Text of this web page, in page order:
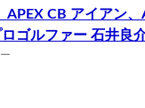
APEX CB アイアン
ゴルファー 石井良